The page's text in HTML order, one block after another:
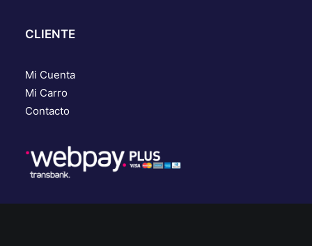
CLIENTE
Mi Cuenta
Mi Carro
Contacto